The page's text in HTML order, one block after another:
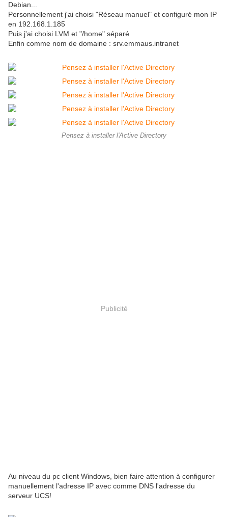
Debian...
Personnellement j'ai choisi "Réseau manuel" et configuré mon IP
en 192.168.1.185
Puis j'ai choisi LVM et "/home" séparé
Enfin comme nom de domaine : srv.emmaus.intranet
Pensez à installer l'Active Directory
Publicité
Au niveau du pc client Windows, bien faire attention à configurer
manuellement l'adresse IP avec comme DNS l'adresse du
serveur UCS!